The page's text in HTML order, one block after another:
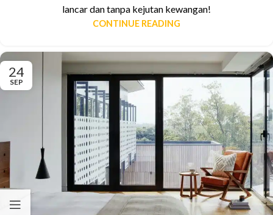
lancar dan tanpa kejutan kewangan!
CONTINUE READING
24
SEP